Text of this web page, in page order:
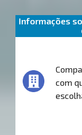
Informações
com